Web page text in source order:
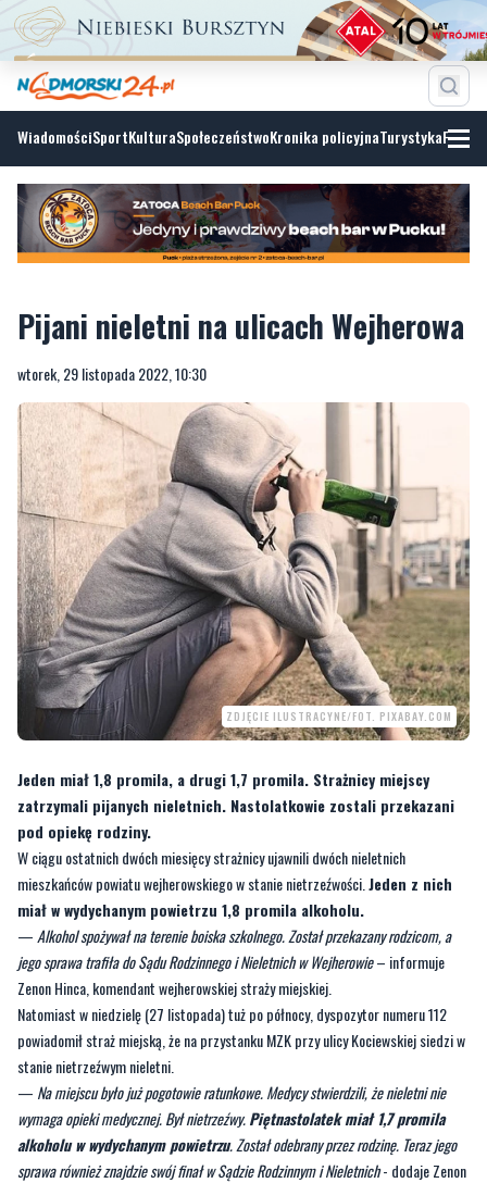
WiadomościSportKulturaSpołeczeństwoKronika policyjnaTurystyka
Pijani nieletni na ulicach Wejherowa
ZDJĘCIE ILUSTRACYNE/FOT. PIXABAY.COM
Jeden miał 1,8 promila, a drugi 1,7 promila. Strażnicy miejscy
zatrzymali pijanych nieletnich. Nastolatkowie zostali przekazani
W ciągu ostatnich dwóch miesięcy strażnicy ujawnili dwóch nieletnich
mieszkańców powiatu wejherowskiego w stanie nietrzeźwości.Jeden z nich
miał w wydychanym powietrzu 1,8 promila alkoholu.
—Alkohol spożywał na terenie boiska szkolnego. Został przekazany rodzicom, a
jego sprawa trafiła do Sądu Rodzinnego i Nieletnich w Wejherowie– informuje
Zenon Hinca, komendant wejherowskiej straży miejskiej.
Natomiast w niedzielę (27 listopada) tuż po północy, dyspozytor numeru 112
powiadomił straż miejską, że na przystanku MZK przy ulicy Kociewskiej siedzi w
stanie nietrzeźwym nieletni.
—Na miejscu było już pogotowie ratunkowe. Medycy stwierdzili, że nieletni nie
wymaga opieki medycznej. Był nietrzeźwy.Piętnastolatek miał 1,7 promila
alkoholu w wydychanym powietrzu
sprawa również znajdzie swój finał w Sądzie Rodzinnym i Nieletnich- dodaje Zenon
Hinca.
W tym roku wejherowska straż miejska podjęła blisko sto różnego rodzaju
interwencji wobec osób nieletnich, które dopuściły się bądź były podejrzane o